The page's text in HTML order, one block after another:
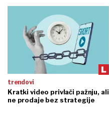
trendovi
Kratki video privlači pažnju, ali
ne prodaje bez strategije